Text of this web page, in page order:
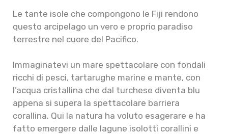
Le tante isole che compongono le Fiji rendono
questo arcipelago un vero e proprio paradiso
terrestre nel cuore del Pacifico.
Immaginatevi un mare spettacolare con fondali
ricchi di pesci, tartarughe marine e mante, con
l’acqua cristallina che dal turchese diventa blu
appena si supera la spettacolare barriera
corallina. Qui la natura ha voluto esagerare e ha
fatto emergere dalle lagune isolotti corallini e